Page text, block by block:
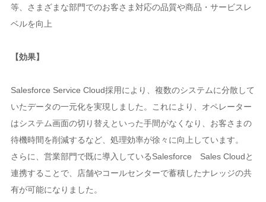
等、さまざまな部門でのお客さま対応の品質や商品・サービスレ
ベルを向上
【効果】
Salesforce Service Cloud採用により、複数のシステムに分散して
いたデータの一元化を実現しました。これにより、オペレーター
はシステム画面の切り替えといった手間がなくなり、お客さまの
待機時間を削減するなど、処理効率が徐々に向上しています。
さらに、営業部門で既に導入しているSalesforce Sales Cloudと
連携することで、店舗やコールセンターで蓄積したナレッジの共
有が可能になりました。